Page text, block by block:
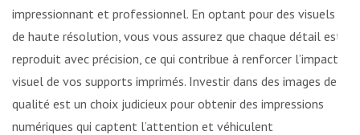
impressionnant et professionnel. En optant pour des visuels
de haute résolution, vous vous assurez que chaque détail est
reproduit avec précision, ce qui contribue à renforcer l’impact
visuel de vos supports imprimés. Investir dans des images de
qualité est un choix judicieux pour obtenir des impressions
numériques qui captent l’attention et véhiculent